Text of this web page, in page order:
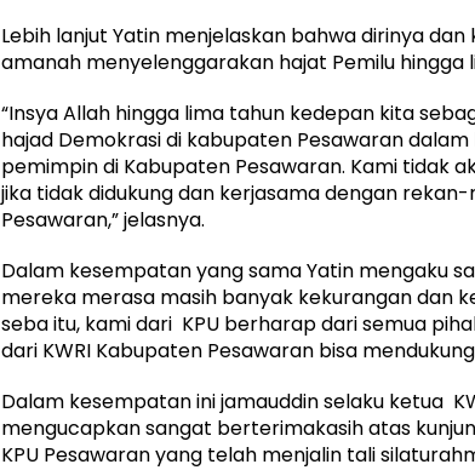
Lebih lanjut Yatin menjelaskan bahwa dirinya
amanah menyelenggarakan hajat Pemilu hingga
“Insya Allah hingga lima tahun kedepan kita
hajad Demokrasi di kabupaten Pesawaran
pemimpin di Kabupaten Pesawaran. Kami tidak
jika tidak didukung dan kerjasama dengan
Pesawaran,” jelasnya.
Dalam kesempatan yang sama Yatin mengaku
mereka merasa masih banyak kekurangan dan
seba itu, kami dari KPU berharap dari semua
dari KWRI Kabupaten Pesawaran bisa
Dalam kesempatan ini jamauddin selaku ketua
mengucapkan sangat berterimakasih atas
KPU Pesawaran yang telah menjalin tali